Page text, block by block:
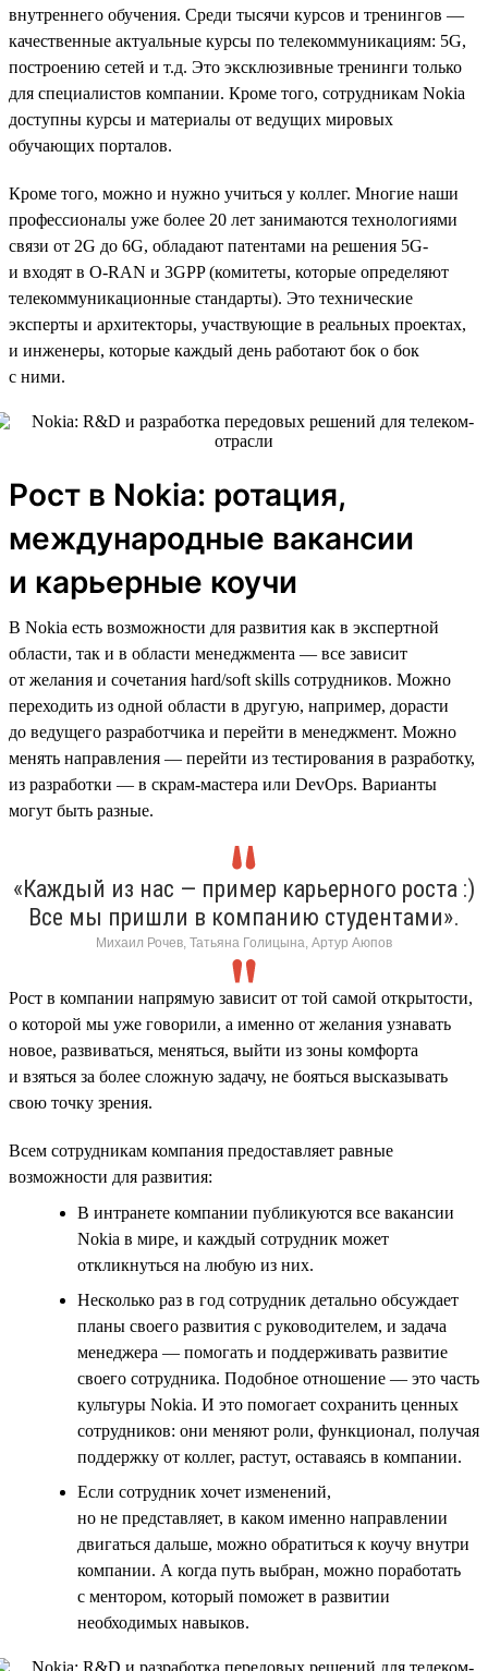
внутреннего обучения. Среди тысячи курсов и тренингов —
качественные актуальные курсы по телекоммуникациям: 5G,
построению сетей и т.д. Это эксклюзивные тренинги только
для специалистов компании. Кроме того, сотрудникам Nokia
доступны курсы и материалы от ведущих мировых
обучающих порталов.
Кроме того, можно и нужно учиться у коллег. Многие наши
профессионалы уже более 20 лет занимаются технологиями
связи от 2G до 6G, обладают патентами на решения 5G-
и входят в O-RAN и 3GPP (комитеты, которые определяют
телекоммуникационные стандарты). Это технические
эксперты и архитекторы, участвующие в реальных проектах,
и инженеры, которые каждый день работают бок о бок
с ними.
Рост в Nokia: ротация,
международные вакансии
и карьерные коучи
В Nokia есть возможности для развития как в экспертной
области, так и в области менеджмента — все зависит
от желания и сочетания hard/soft skills сотрудников. Можно
переходить из одной области в другую, например, дорасти
до ведущего разработчика и перейти в менеджмент. Можно
менять направления — перейти из тестирования в разработку,
из разработки — в скрам-мастера или DevOps. Варианты
могут быть разные.
«Каждый из нас — пример карьерного роста :)
Все мы пришли в компанию студентами».
Михаил Рочев, Татьяна Голицына, Артур Аюпов
Рост в компании напрямую зависит от той самой открытости,
о которой мы уже говорили, а именно от желания узнавать
новое, развиваться, меняться, выйти из зоны комфорта
и взяться за более сложную задачу, не бояться высказывать
свою точку зрения.
Всем сотрудникам компания предоставляет равные
возможности для развития:
В интранете компании публикуются все вакансии
Nokia в мире, и каждый сотрудник может
откликнуться на любую из них.
Несколько раз в год сотрудник детально обсуждает
планы своего развития с руководителем, и задача
менеджера — помогать и поддерживать развитие
своего сотрудника. Подобное отношение — это часть
культуры Nokia. И это помогает сохранить ценных
сотрудников: они меняют роли, функционал, получая
поддержку от коллег, растут, оставаясь в компании.
Если сотрудник хочет изменений,
но не представляет, в каком именно направлении
двигаться дальше, можно обратиться к коучу внутри
компании. А когда путь выбран, можно поработать
с ментором, который поможет в развитии
необходимых навыков.